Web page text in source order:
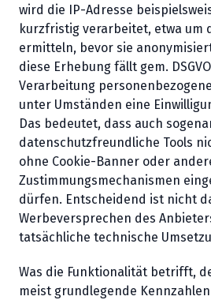
wird die IP-Adresse
kurzfristig verarbeitet, etwa um
ermitteln, bevor sie
diese Erhebung fällt gem.
Verarbeitung
unter Umständen eine
Das bedeutet, dass auch
datenschutzfreundliche Tools
ohne Cookie-Banner oder
Zustimmungsmechanismen
dürfen. Entscheidend ist nicht
Werbeversprechen des
tatsächliche technische
Was die Funktionalität betrifft,
meist grundlegende